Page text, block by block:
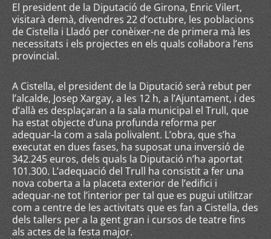
El president de la Diputació de Girona, Enric Vilert,
visitarà demà, divendres 22 d’octubre, les poblacions
de Cistella i Lladó per conèixer-ne de primera mà les
necessitats i els projectes en els quals col·labora l’ens
provincial.
A Cistella, el president de la Diputació serà rebut per
l’alcalde, Josep Xargay, a les 12 h, a l’Ajuntament, i des
d’allà es desplaçaran a la sala municipal el Trull, que
ha estat objecte d’una profunda reforma per
adequar-la com a sala polivalent. L’obra, que s’ha
executat en dues fases, ha suposat una inversió de
342.245 euros, dels quals la Diputació n’ha aportat
101.300. L’adequació del Trull ha consistit a fer una
nova coberta a la placeta exterior de l’edifici i
adequar-ne tot l’interior per tal que es pugui utilitzar
com a centre de les activitats que es fan a Cistella, des
dels tallers per a la gent gran i cursos de teatre fins
als actes de la festa major.